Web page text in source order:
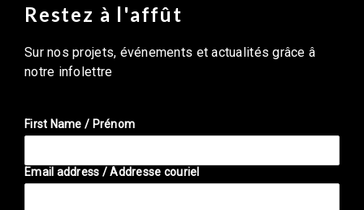
Restez à l'affût
Sur nos projets, événements et actualités grâce â
notre infolettre
First Name / Prénom
Email address / Addresse couriel